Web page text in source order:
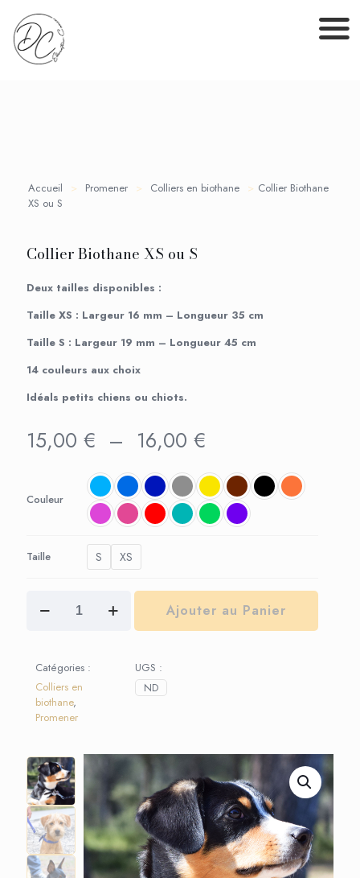
Accueil > Promener > Colliers en biothane > Collier Biothane
XS ou S
Collier Biothane XS ou S
Deux tailles disponibles :
Taille XS : Largeur 16 mm – Longueur 35 cm
Taille S : Largeur 19 mm – Longueur 45 cm
14 couleurs aux choix
Idéals petits chiens ou chiots.
15,00 € – 16,00 €
prix :
15,00 €
à
16,00 €
Couleur
Taille S XS
ou
Ajouter au Panier
Catégories :
Colliers en
biothane,
Promener
UGS :
ND